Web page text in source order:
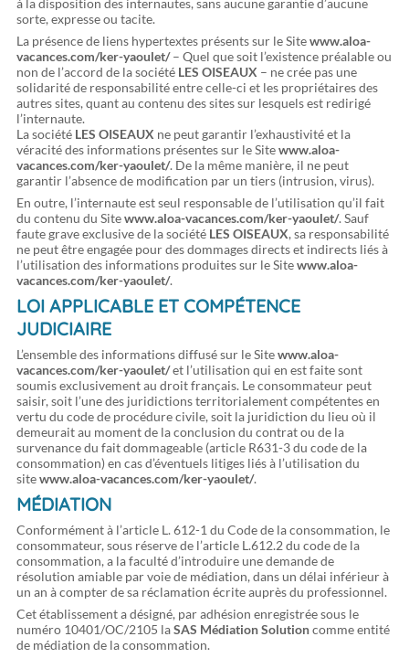
à la disposition des internautes, sans aucune garantie d’aucune
sorte, expresse ou tacite.
La présence de liens hypertextes présents sur le Sitewww.aloa-
vacances.com/ker-yaoulet/– Quel que soit l’existence préalable ou
non de l’accord de la société LES OISEAUX – ne crée pas une
solidarité de responsabilité entre celle-ci et les propriétaires des
autres sites, quant au contenu des sites sur lesquels est redirigé
l’internaute.
La société LES OISEAUX ne peut garantir l’exhaustivité et la
véracité des informations présentes sur le Sitewww.aloa-
vacances.com/ker-yaoulet/. De la même manière, il ne peut
garantir l’absence de modification par un tiers (intrusion, virus).
En outre, l’internaute est seul responsable de l’utilisation qu’il fait
du contenu du Sitewww.aloa-vacances.com/ker-yaoulet/. Sauf
faute grave exclusive de la société LES OISEAUX, sa responsabilité
ne peut être engagée pour des dommages directs et indirects liés à
l’utilisation des informations produites sur le Sitewww.aloa-
vacances.com/ker-yaoulet/.
LOI APPLICABLE ET COMPÉTENCE
JUDICIAIRE
L’ensemble des informations diffusé sur le Sitewww.aloa-
vacances.com/ker-yaoulet/et l’utilisation qui en est faite sont
soumis exclusivement au droit français. Le consommateur peut
saisir, soit l’une des juridictions territorialement compétentes en
vertu du code de procédure civile, soit la juridiction du lieu où il
demeurait au moment de la conclusion du contrat ou de la
survenance du fait dommageable (article R631-3 du code de la
consommation) en cas d’éventuels litiges liés à l’utilisation du
sitewww.aloa-vacances.com/ker-yaoulet/.
MÉDIATION
Conformément à l’article L. 612-1 du Code de la consommation, le
consommateur, sous réserve de l’article L.612.2 du code de la
consommation, a la faculté d’introduire une demande de
résolution amiable par voie de médiation, dans un délai inférieur à
un an à compter de sa réclamation écrite auprès du professionnel.
Cet établissement a désigné, par adhésion enregistrée sous le
numéro 10401/OC/2105 laSAS Médiation Solutioncomme entité
de médiation de la consommation.